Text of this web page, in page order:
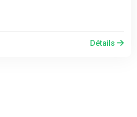
Détails